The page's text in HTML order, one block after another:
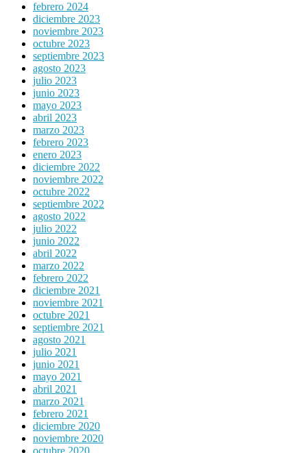
febrero 2024
diciembre 2023
noviembre 2023
octubre 2023
septiembre 2023
agosto 2023
julio 2023
junio 2023
mayo 2023
abril 2023
marzo 2023
febrero 2023
enero 2023
diciembre 2022
noviembre 2022
octubre 2022
septiembre 2022
agosto 2022
julio 2022
junio 2022
abril 2022
marzo 2022
febrero 2022
diciembre 2021
noviembre 2021
octubre 2021
septiembre 2021
agosto 2021
julio 2021
junio 2021
mayo 2021
abril 2021
marzo 2021
febrero 2021
diciembre 2020
noviembre 2020